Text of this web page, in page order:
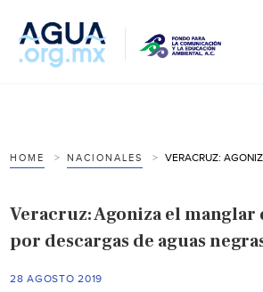
HOME NACIONALES
Veracruz: Agoniza el manglar
por descargas de aguas
28 AGOSTO 2019